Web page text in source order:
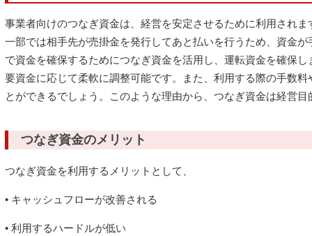
事業者向けのつなぎ資金は、経営を安定させるために利用され
一部では相手先が売掛金を発行してあと払いを行うため、資金
で資金を確保するためにつなぎ資金を活用し、運転資金を確保
要資金に応じて柔軟に調整可能です。また、利用する際の手数
とができるでしょう。このような理由から、つなぎ資金は経営
つなぎ資金のメリット
つなぎ資金を利用するメリットとして、
• キャッシュフローが改善される
• 利用するハードルが低い